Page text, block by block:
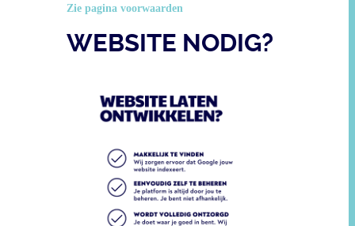
Zie pagina voorwaarden
WEBSITE NODIG?